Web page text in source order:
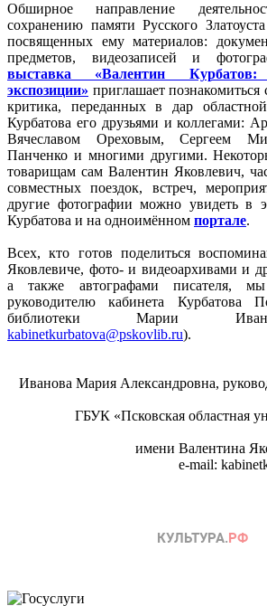
Обширное направление
сохранению памяти Русского
посвященных ему материалов:
предметов, видеозаписей и
выставка «Валентин
экспозиции» приглашает
критика, переданных в дар
Курбатова его друзьями и коллегами:
Вячеславом Ореховым, Сергеем
Панченко и многими другими.
товарищам сам Валентин Яковлевич,
совместных поездок, встреч,
другие фотографии можно увидеть в
Курбатова и на одноимённом портале.
Всех, кто готов поделиться
Яковлевиче, фото- и видеоархивами и
а также автографами писателя,
руководителю кабинета Курбатова
библиотеки Марии
kabinetkurbatova@pskovlib.ru).
Иванова Мария Александровна,
ГБУК «Псковская областная
имени Валентина
e-mail: